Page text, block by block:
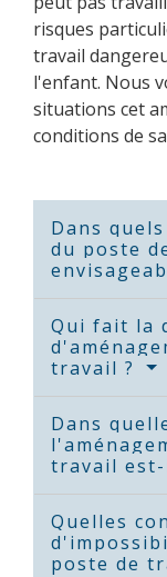
risques
travail
l'enfant. Nous
situations cet
conditions de
Dans
du poste
Qui fait la
travail ?
Dans
travail est-
Quelles
poste de